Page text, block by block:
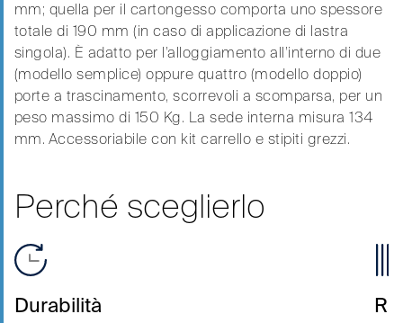
mm; quella per il cartongesso comporta uno spessore
totale di 190 mm (in caso di applicazione di lastra
singola). È adatto per l’alloggiamento all’interno di due
(modello semplice) oppure quattro (modello doppio)
porte a trascinamento, scorrevoli a scomparsa, per un
peso massimo di 150 Kg. La sede interna misura 134
mm. Accessoriabile con kit carrello e stipiti grezzi.
Perché sceglierlo
Durabilità